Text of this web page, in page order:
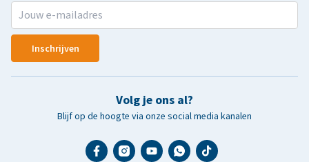
Inschrijven
Volg je ons al?
Blijf op de hoogte via onze social media kanalen